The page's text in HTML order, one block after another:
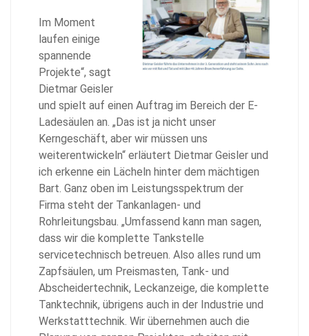
Im Moment
laufen einige
spannende
Projekte“, sagt
Dietmar Geisler
und spielt auf einen Auftrag im Bereich der E-
Ladesäulen an. „Das ist ja nicht unser
Kerngeschäft, aber wir müssen uns
weiterentwickeln“ erläutert Dietmar Geisler und
ich erkenne ein Lächeln hinter dem mächtigen
Bart. Ganz oben im Leistungsspektrum der
Firma steht der Tankanlagen- und
Rohrleitungsbau. „Umfassend kann man sagen,
dass wir die komplette Tankstelle
servicetechnisch betreuen. Also alles rund um
Zapfsäulen, um Preismasten, Tank- und
Abscheidertechnik, Leckanzeige, die komplette
Tanktechnik, übrigens auch in der Industrie und
Werkstatttechnik. Wir übernehmen auch die